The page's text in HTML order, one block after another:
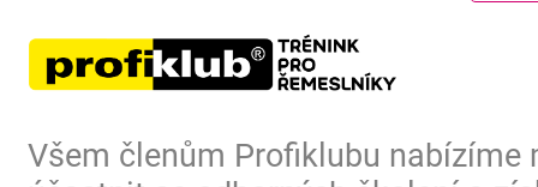
Všem členům Profiklubu nabízíme